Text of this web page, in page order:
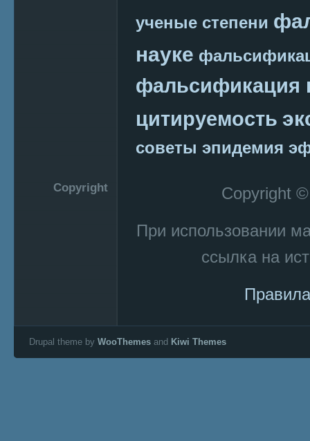
ученые степени
науке
фальсификация
цитируемость
советы эпидемия
Copyright
Copyright
При использовании
ссылка на
Drupal theme by WooThemes and Kiwi Themes